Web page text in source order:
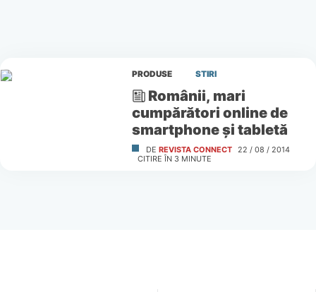
PRODUSE STIRI
Românii, mari
cumpărători online de
smartphone și tabletă
DE REVISTA CONNECT 22 / 08 / 2014
CITIRE ÎN 3 MINUTE